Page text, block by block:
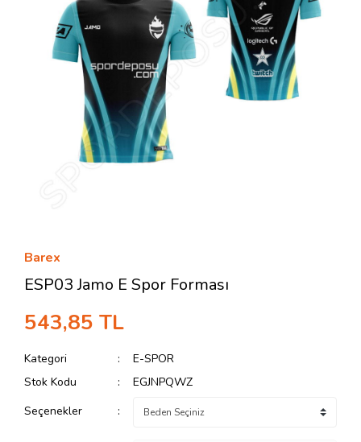
Barex
ESP03 Jamo E Spor Forması
543,85 TL
Kategori
E-SPOR
Stok Kodu
EGJNPQWZ
Seçenekler